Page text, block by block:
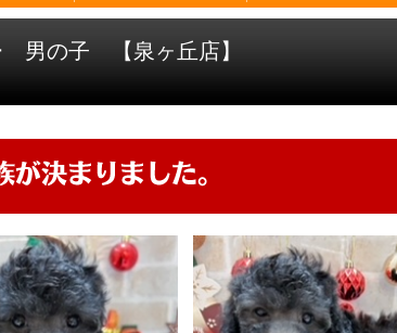
男の子 【泉ヶ丘店】